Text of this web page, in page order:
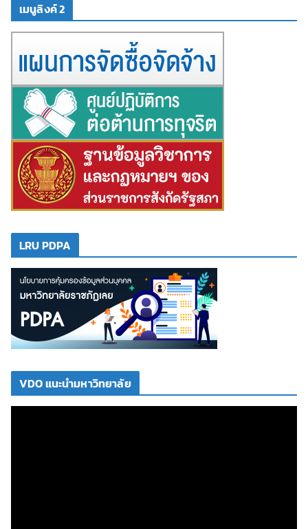
เมนูลิงค์ 2
LRU PDPA
VDO แนะนำมหาวิทยาลัย